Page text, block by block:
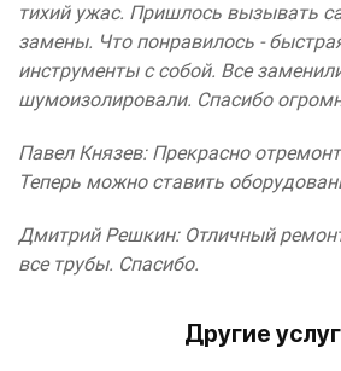
тихий ужас. Пришлось вызывать
замены. Что понравилось -
инструменты с собой. Все
шумоизолировали. Спасибо
Павел Князев: Прекрасно
Теперь можно ставить
Дмитрий Решкин: Отличный
все трубы. Спасибо.
Другие